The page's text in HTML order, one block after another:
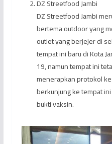
DZ Streetfood Jambi
DZ Streetfood Jambi
bertema outdoor yang
outlet yang berjejer di
tempat ini baru di Kota
19, namun tempat ini
menerapkan protokol
berkunjung ke tempat
bukti vaksin.